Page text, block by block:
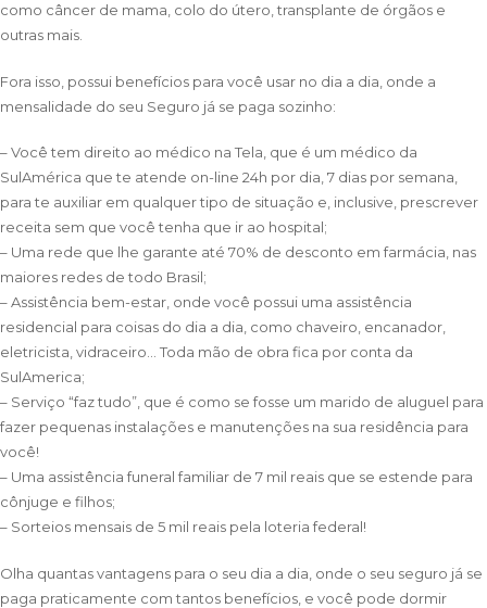
como câncer de mama, colo do útero, transplante de órgãos e
outras mais.
Fora isso, possui benefícios para você usar no dia a dia, onde a
mensalidade do seu Seguro já se paga sozinho:
– Você tem direito ao médico na Tela, que é um médico da
SulAmérica que te atende on-line 24h por dia, 7 dias por semana,
para te auxiliar em qualquer tipo de situação e, inclusive, prescrever
receita sem que você tenha que ir ao hospital;
– Uma rede que lhe garante até 70% de desconto em farmácia, nas
maiores redes de todo Brasil;
– Assistência bem-estar, onde você possui uma assistência
residencial para coisas do dia a dia, como chaveiro, encanador,
eletricista, vidraceiro… Toda mão de obra fica por conta da
SulAmerica;
– Serviço “faz tudo”, que é como se fosse um marido de aluguel para
fazer pequenas instalações e manutenções na sua residência para
você!
– Uma assistência funeral familiar de 7 mil reais que se estende para
cônjuge e filhos;
– Sorteios mensais de 5 mil reais pela loteria federal!
Olha quantas vantagens para o seu dia a dia, onde o seu seguro já se
paga praticamente com tantos benefícios, e você pode dormir